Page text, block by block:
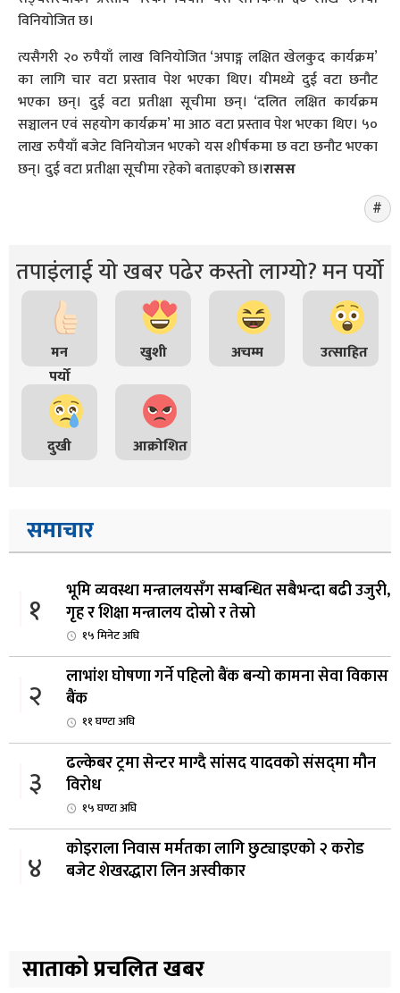
विनियोजित छ।
त्यसैगरी २० रुपैयाँ लाख विनियोजित ‘अपाङ्ग लक्षित खेलकुद कार्यक्रम’
का लागि चार वटा प्रस्ताव पेश भएका थिए। यीमध्ये दुई वटा छनौट
भएका छन्। दुई वटा प्रतीक्षा सूचीमा छन्। ‘दलित लक्षित कार्यक्रम
सञ्चालन एवं सहयोग कार्यक्रम’ मा आठ वटा प्रस्ताव पेश भएका थिए। ५०
लाख रुपैयाँ बजेट विनियोजन भएको यस शीर्षकमा छ वटा छनौट भएका
छन्। दुई वटा प्रतीक्षा सूचीमा रहेको बताइएको छ।रासस
तपाइंलाई यो खबर पढेर कस्तो लाग्यो? मन पर्यो
मन
पर्यो
खुशी अचम्म उत्साहित
दुखी आक्रोशित
समाचार
१
भूमि व्यवस्था मन्त्रालयसँग सम्बन्धित सबैभन्दा बढी उजुरी,
गृह र शिक्षा मन्त्रालय दोस्रो र तेस्रो
१५ मिनेट अघि
२
लाभांश घोषणा गर्ने पहिलो बैंक बन्यो कामना सेवा विकास
बैंक
११ घण्टा अघि
३
ढल्केबर ट्रमा सेन्टर माग्दै सांसद यादवको संसद्‌मा मौन
विरोध
१५ घण्टा अघि
४
कोइराला निवास मर्मतका लागि छुट्याइएको २ करोड
बजेट शेखरद्धारा लिन अस्वीकार
५
ठक्कर दिँदा किशोरको मृत्यु
१६ घण्टा अघि
साताको प्रचलित खबर